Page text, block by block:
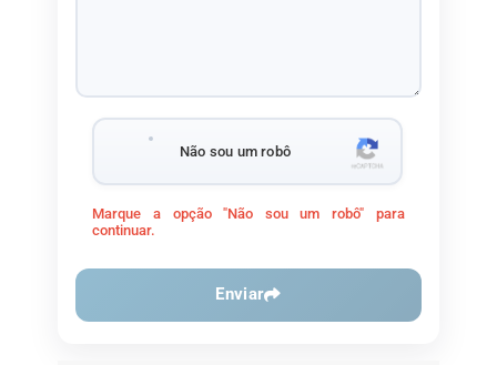
Não sou um robô
Marque a opção "Não sou um robô" para
continuar.
Enviar